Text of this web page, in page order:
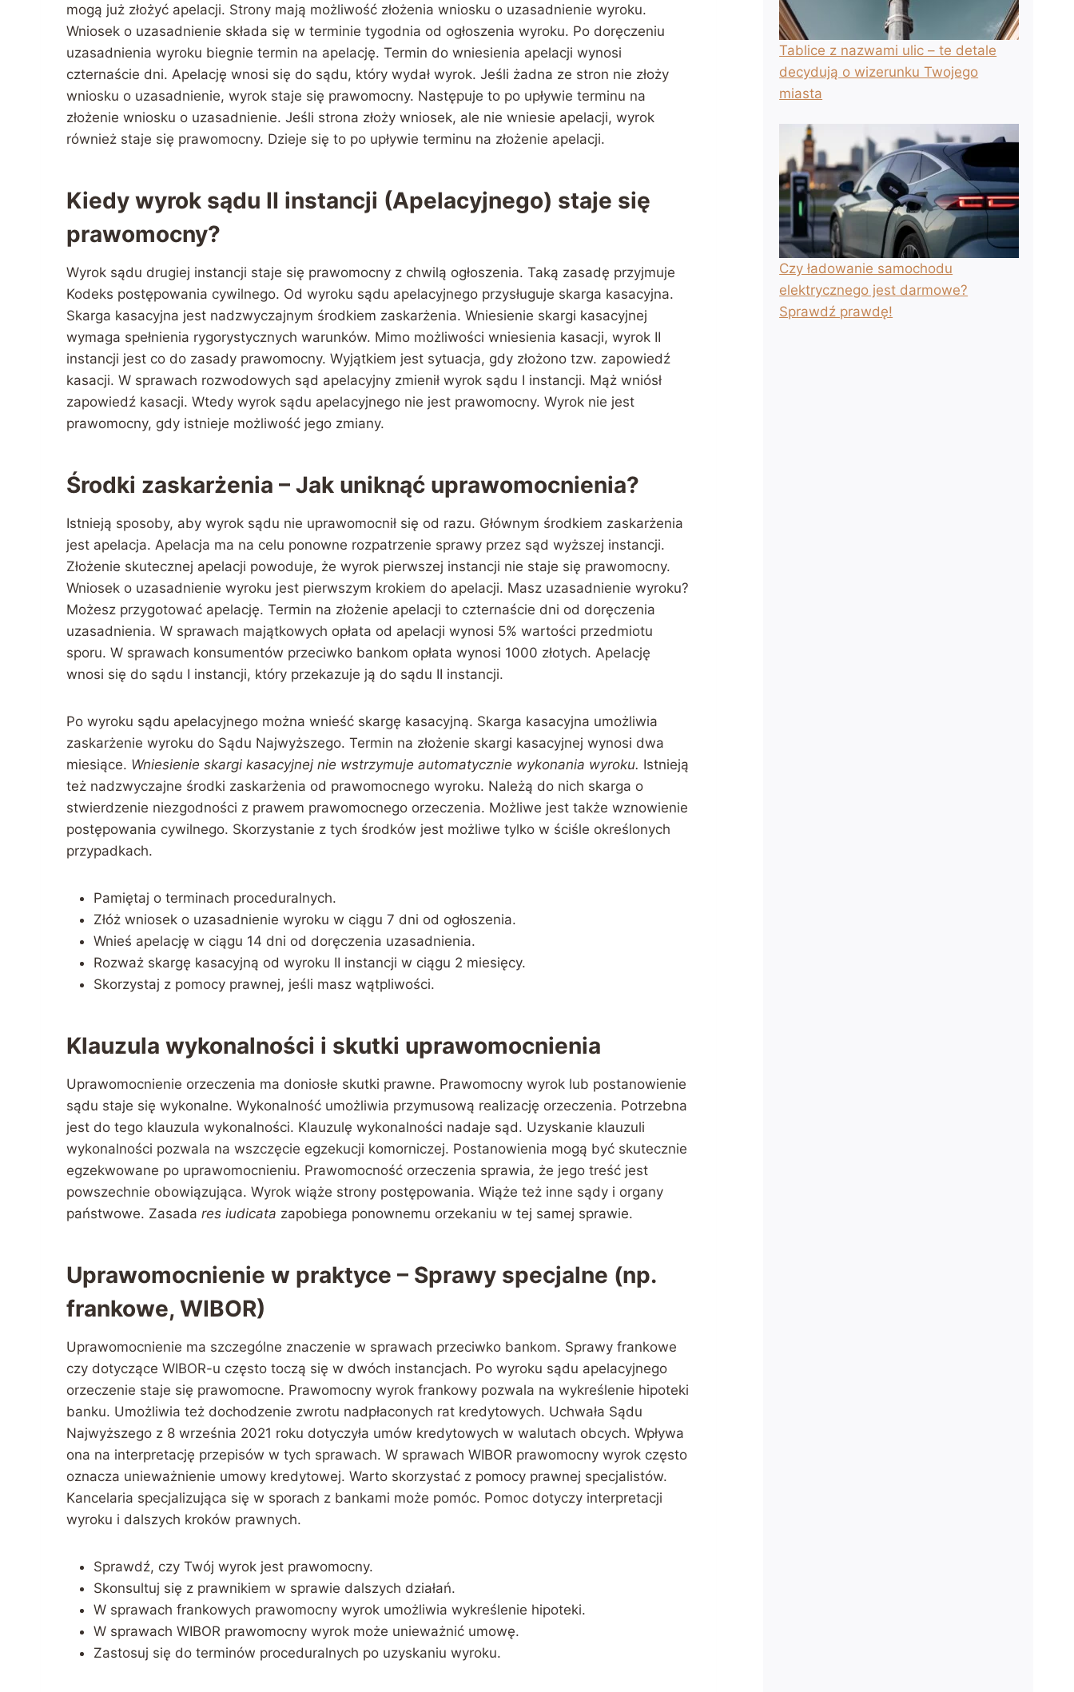
mogą już złożyć apelacji. Strony mają możliwość złożenia wniosku o uzasadnienie wyroku.
Wniosek o uzasadnienie składa się w terminie tygodnia od ogłoszenia wyroku. Po doręczeniu
uzasadnienia wyroku biegnie termin na apelację. Termin do wniesienia apelacji wynosi
czternaście dni. Apelację wnosi się do sądu, który wydał wyrok. Jeśli żadna ze stron nie złoży
wniosku o uzasadnienie, wyrok staje się prawomocny. Następuje to po upływie terminu na
złożenie wniosku o uzasadnienie. Jeśli strona złoży wniosek, ale nie wniesie apelacji, wyrok
również staje się prawomocny. Dzieje się to po upływie terminu na złożenie apelacji.
Kiedy wyrok sądu II instancji (Apelacyjnego) staje się
prawomocny?
Wyrok sądu drugiej instancji staje się prawomocny z chwilą ogłoszenia. Taką zasadę przyjmuje
Kodeks postępowania cywilnego. Od wyroku sądu apelacyjnego przysługuje skarga kasacyjna.
Skarga kasacyjna jest nadzwyczajnym środkiem zaskarżenia. Wniesienie skargi kasacyjnej
wymaga spełnienia rygorystycznych warunków. Mimo możliwości wniesienia kasacji, wyrok II
instancji jest co do zasady prawomocny. Wyjątkiem jest sytuacja, gdy złożono tzw. zapowiedź
kasacji. W sprawach rozwodowych sąd apelacyjny zmienił wyrok sądu I instancji. Mąż wniósł
zapowiedź kasacji. Wtedy wyrok sądu apelacyjnego nie jest prawomocny. Wyrok nie jest
prawomocny, gdy istnieje możliwość jego zmiany.
Środki zaskarżenia – Jak uniknąć uprawomocnienia?
Istnieją sposoby, aby wyrok sądu nie uprawomocnił się od razu. Głównym środkiem zaskarżenia
jest apelacja. Apelacja ma na celu ponowne rozpatrzenie sprawy przez sąd wyższej instancji.
Złożenie skutecznej apelacji powoduje, że wyrok pierwszej instancji nie staje się prawomocny.
Wniosek o uzasadnienie wyroku jest pierwszym krokiem do apelacji. Masz uzasadnienie wyroku?
Możesz przygotować apelację. Termin na złożenie apelacji to czternaście dni od doręczenia
uzasadnienia. W sprawach majątkowych opłata od apelacji wynosi 5% wartości przedmiotu
sporu. W sprawach konsumentów przeciwko bankom opłata wynosi 1000 złotych. Apelację
wnosi się do sądu I instancji, który przekazuje ją do sądu II instancji.
Po wyroku sądu apelacyjnego można wnieść skargę kasacyjną. Skarga kasacyjna umożliwia
zaskarżenie wyroku do Sądu Najwyższego. Termin na złożenie skargi kasacyjnej wynosi dwa
miesiące. Wniesienie skargi kasacyjnej nie wstrzymuje automatycznie wykonania wyroku. Istnieją
też nadzwyczajne środki zaskarżenia od prawomocnego wyroku. Należą do nich skarga o
stwierdzenie niezgodności z prawem prawomocnego orzeczenia. Możliwe jest także wznowienie
postępowania cywilnego. Skorzystanie z tych środków jest możliwe tylko w ściśle określonych
przypadkach.
Pamiętaj o terminach proceduralnych.
Złóż wniosek o uzasadnienie wyroku w ciągu 7 dni od ogłoszenia.
Wnieś apelację w ciągu 14 dni od doręczenia uzasadnienia.
Rozważ skargę kasacyjną od wyroku II instancji w ciągu 2 miesięcy.
Skorzystaj z pomocy prawnej, jeśli masz wątpliwości.
Klauzula wykonalności i skutki uprawomocnienia
Uprawomocnienie orzeczenia ma doniosłe skutki prawne. Prawomocny wyrok lub postanowienie
sądu staje się wykonalne. Wykonalność umożliwia przymusową realizację orzeczenia. Potrzebna
jest do tego klauzula wykonalności. Klauzulę wykonalności nadaje sąd. Uzyskanie klauzuli
wykonalności pozwala na wszczęcie egzekucji komorniczej. Postanowienia mogą być skutecznie
egzekwowane po uprawomocnieniu. Prawomocność orzeczenia sprawia, że jego treść jest
powszechnie obowiązująca. Wyrok wiąże strony postępowania. Wiąże też inne sądy i organy
państwowe. Zasada res iudicata zapobiega ponownemu orzekaniu w tej samej sprawie.
Uprawomocnienie w praktyce – Sprawy specjalne (np.
frankowe, WIBOR)
Uprawomocnienie ma szczególne znaczenie w sprawach przeciwko bankom. Sprawy frankowe
czy dotyczące WIBOR-u często toczą się w dwóch instancjach. Po wyroku sądu apelacyjnego
orzeczenie staje się prawomocne. Prawomocny wyrok frankowy pozwala na wykreślenie hipoteki
banku. Umożliwia też dochodzenie zwrotu nadpłaconych rat kredytowych. Uchwała Sądu
Najwyższego z 8 września 2021 roku dotyczyła umów kredytowych w walutach obcych. Wpływa
ona na interpretację przepisów w tych sprawach. W sprawach WIBOR prawomocny wyrok często
oznacza unieważnienie umowy kredytowej. Warto skorzystać z pomocy prawnej specjalistów.
Kancelaria specjalizująca się w sporach z bankami może pomóc. Pomoc dotyczy interpretacji
wyroku i dalszych kroków prawnych.
Sprawdź, czy Twój wyrok jest prawomocny.
Skonsultuj się z prawnikiem w sprawie dalszych działań.
W sprawach frankowych prawomocny wyrok umożliwia wykreślenie hipoteki.
W sprawach WIBOR prawomocny wyrok może unieważnić umowę.
Zastosuj się do terminów proceduralnych po uzyskaniu wyroku.
Tablice z nazwami ulic – te detale
decydują o wizerunku Twojego
miasta
Czy ładowanie samochodu
elektrycznego jest darmowe?
Sprawdź prawdę!